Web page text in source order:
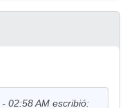
02:58 AM escribió: